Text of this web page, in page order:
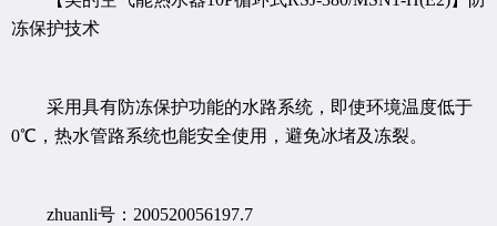
冻保护技术
采用具有防冻保护功能的水路系统，即使环境温度低于
0℃，热水管路系统也能安全使用，避免冰堵及冻裂。
zhuanli号：200520056197.7